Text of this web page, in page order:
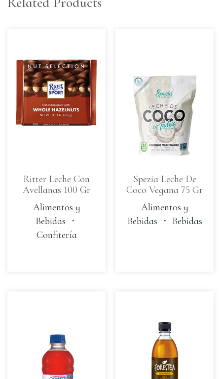
Ritter Leche Con
Avellanas 100 Gr
Alimentos y
Bebidas ・
Confitería
Spezia Leche De
Coco Vegana 75 Gr
Alimentos y
Bebidas ・ Bebidas